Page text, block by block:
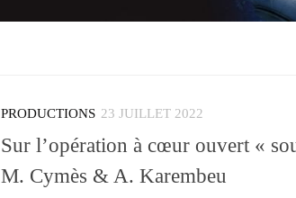
PRODUCTIONS 23 JUILLET 2022
Sur l’opération à cœur ouvert «
M. Cymès & A. Karembeu